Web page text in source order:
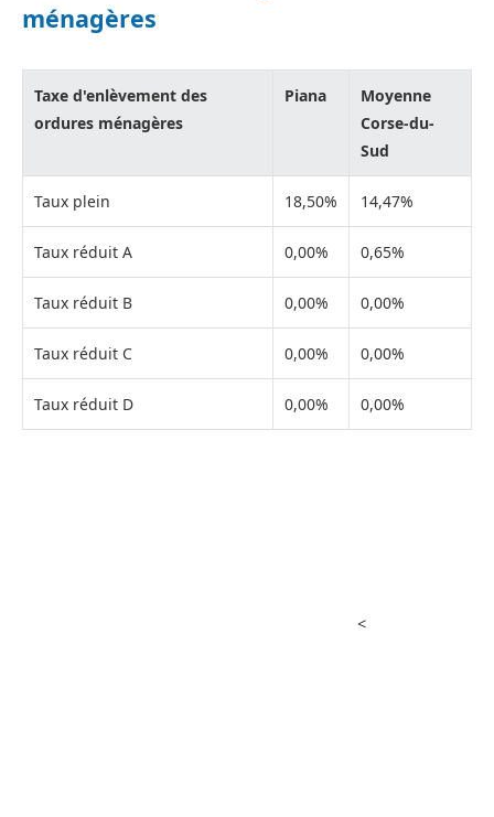
ménagères
Taxe d'enlèvement des
ordures ménagères
Piana
Moyenne
Corse-du-
Sud
Taux plein 18,50% 14,47%
Taux réduit A 0,00% 0,65%
Taux réduit B 0,00% 0,00%
Taux réduit C 0,00% 0,00%
Taux réduit D 0,00% 0,00%
<